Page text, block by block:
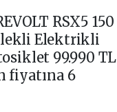
RSX5 150
Elektrikli
99.990 TL
fiyatına 6